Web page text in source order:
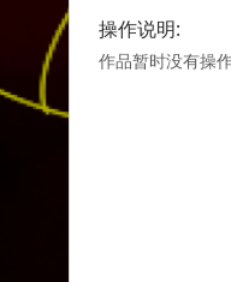
操作说明:
作品暂时没有操